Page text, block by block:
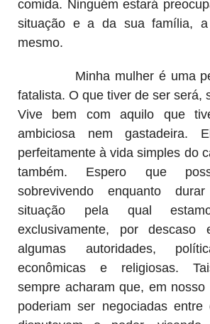
comida. Ninguém estará
situação e a da sua família,
mesmo.
Minha mulher é uma
fatalista. O que tiver de ser será,
Vive bem com aquilo que
ambiciosa nem gastadeira.
perfeitamente à vida simples do
também. Espero que
sobrevivendo enquanto
situação pela qual
exclusivamente, por descaso
algumas autoridades,
econômicas e religiosas.
sempre acharam que, em
poderiam ser negociadas